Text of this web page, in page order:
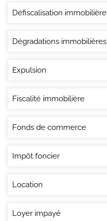
Défiscalisation immobilière
Dégradations immobilières
Expulsion
Fiscalité immobilière
Fonds de commerce
Impôt foncier
Location
Loyer impayé